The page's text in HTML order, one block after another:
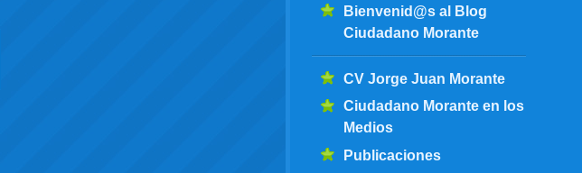
Bienvenid@s al Blog
Ciudadano Morante
CV Jorge Juan Morante
Ciudadano Morante en los
Medios
Publicaciones